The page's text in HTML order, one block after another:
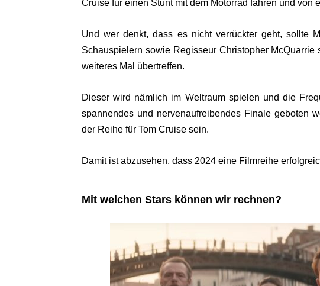
Cruise für einen Stunt mit dem Motorrad fahren und von
Und wer denkt, dass es nicht verrückter geht, sollte
Schauspielern sowie Regisseur Christopher
weiteres Mal übertreffen.
Dieser wird nämlich im Weltraum spielen und die
spannendes und nervenaufreibendes Finale geboten
der Reihe für Tom Cruise sein.
Damit ist abzusehen, dass 2024 eine Filmreihe
Mit welchen Stars können wir rechnen?